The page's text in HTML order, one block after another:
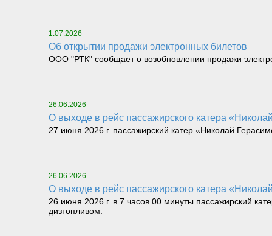
1.07.2026
Об открытии продажи электронных билетов
ООО "РТК" сообщает о возобновлении продажи
26.06.2026
О выходе в рейс пассажирского катера
27 июня 2026 г. пассажирский катер «Николай
26.06.2026
О выходе в рейс пассажирского катера
26 июня 2026 г. в 7 часов 00 минуты пассажирский
дизтопливом.